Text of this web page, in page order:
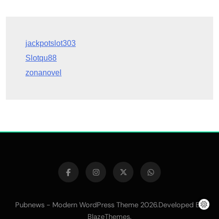
Slotqu88
zonanovel
Pubnews - Modern WordPress Theme 2026.Developed By
BlazeThemes.